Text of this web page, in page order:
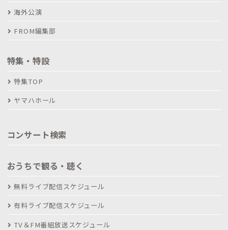
海外公演
FROM編集部
特集・特設
特集TOP
ヤマハホール
コンサート検索
おうちで観る・聴く
無料ライブ配信スケジュール
有料ライブ配信スケジュール
TV＆FM番組放送スケジュール